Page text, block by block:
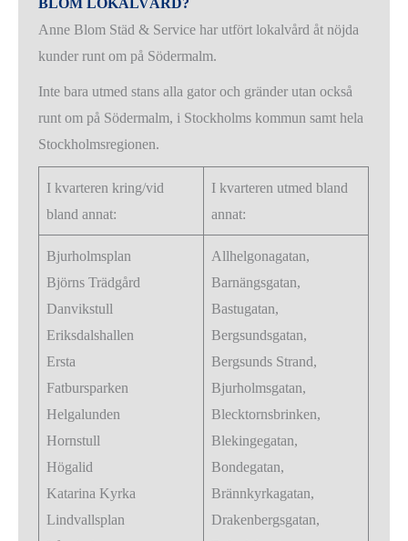
BLOM LOKALVÅRD?
Anne Blom Städ & Service har utfört lokalvård åt nöjda
kunder runt om på Södermalm.
Inte bara utmed stans alla gator och gränder utan också
runt om på Södermalm, i Stockholms kommun samt hela
Stockholmsregionen.
I kvarteren kring/vid
bland annat:
I kvarteren utmed bland
annat:
Bjurholmsplan
Björns Trädgård
Danvikstull
Eriksdalshallen
Ersta
Fatbursparken
Helgalunden
Hornstull
Högalid
Katarina Kyrka
Lindvallsplan
Allhelgonagatan,
Barnängsgatan,
Bastugatan,
Bergsundsgatan,
Bergsunds Strand,
Bjurholmsgatan,
Blecktornsbrinken,
Blekingegatan,
Bondegatan,
Brännkyrkagatan,
Drakenbergsgatan,